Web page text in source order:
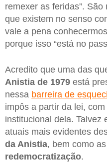
remexer as feridas”.
que existem no senso
vale a pena
porque isso “está no
Acredito que uma das
Anistia de 1979 está
nessa barreira de
impôs a partir da lei,
institucional dela. Talvez
atuais mais evidentes
da Anistia, bem como as
redemocratização.